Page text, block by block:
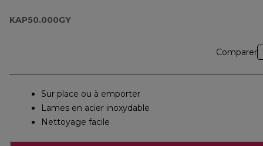
KAP50.000GY
Comparer
Sur place ou à emporter
Lames en acier inoxydable
Nettoyage facile